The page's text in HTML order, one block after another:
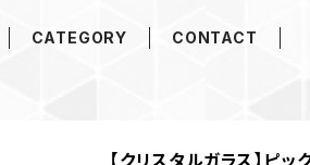
CATEGORY CONTACT
【クリスタルガラス】ピ